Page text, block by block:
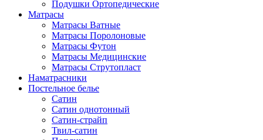
Подушки Ортопедические
Матрасы
Матрасы Ватные
Матрасы Поролоновые
Матрасы Футон
Матрасы Медицинские
Матрасы Струтопласт
Наматрасники
Постельное белье
Сатин
Сатин однотонный
Сатин-страйп
Твил-сатин